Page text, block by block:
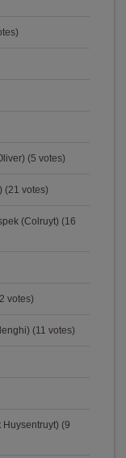
(5 votes)
(21 votes)
(Colruyt) (16
votes)
(11 votes)
(9